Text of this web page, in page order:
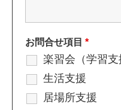
お問合せ項目 *
楽習会（学習支
生活支援
居場所支援